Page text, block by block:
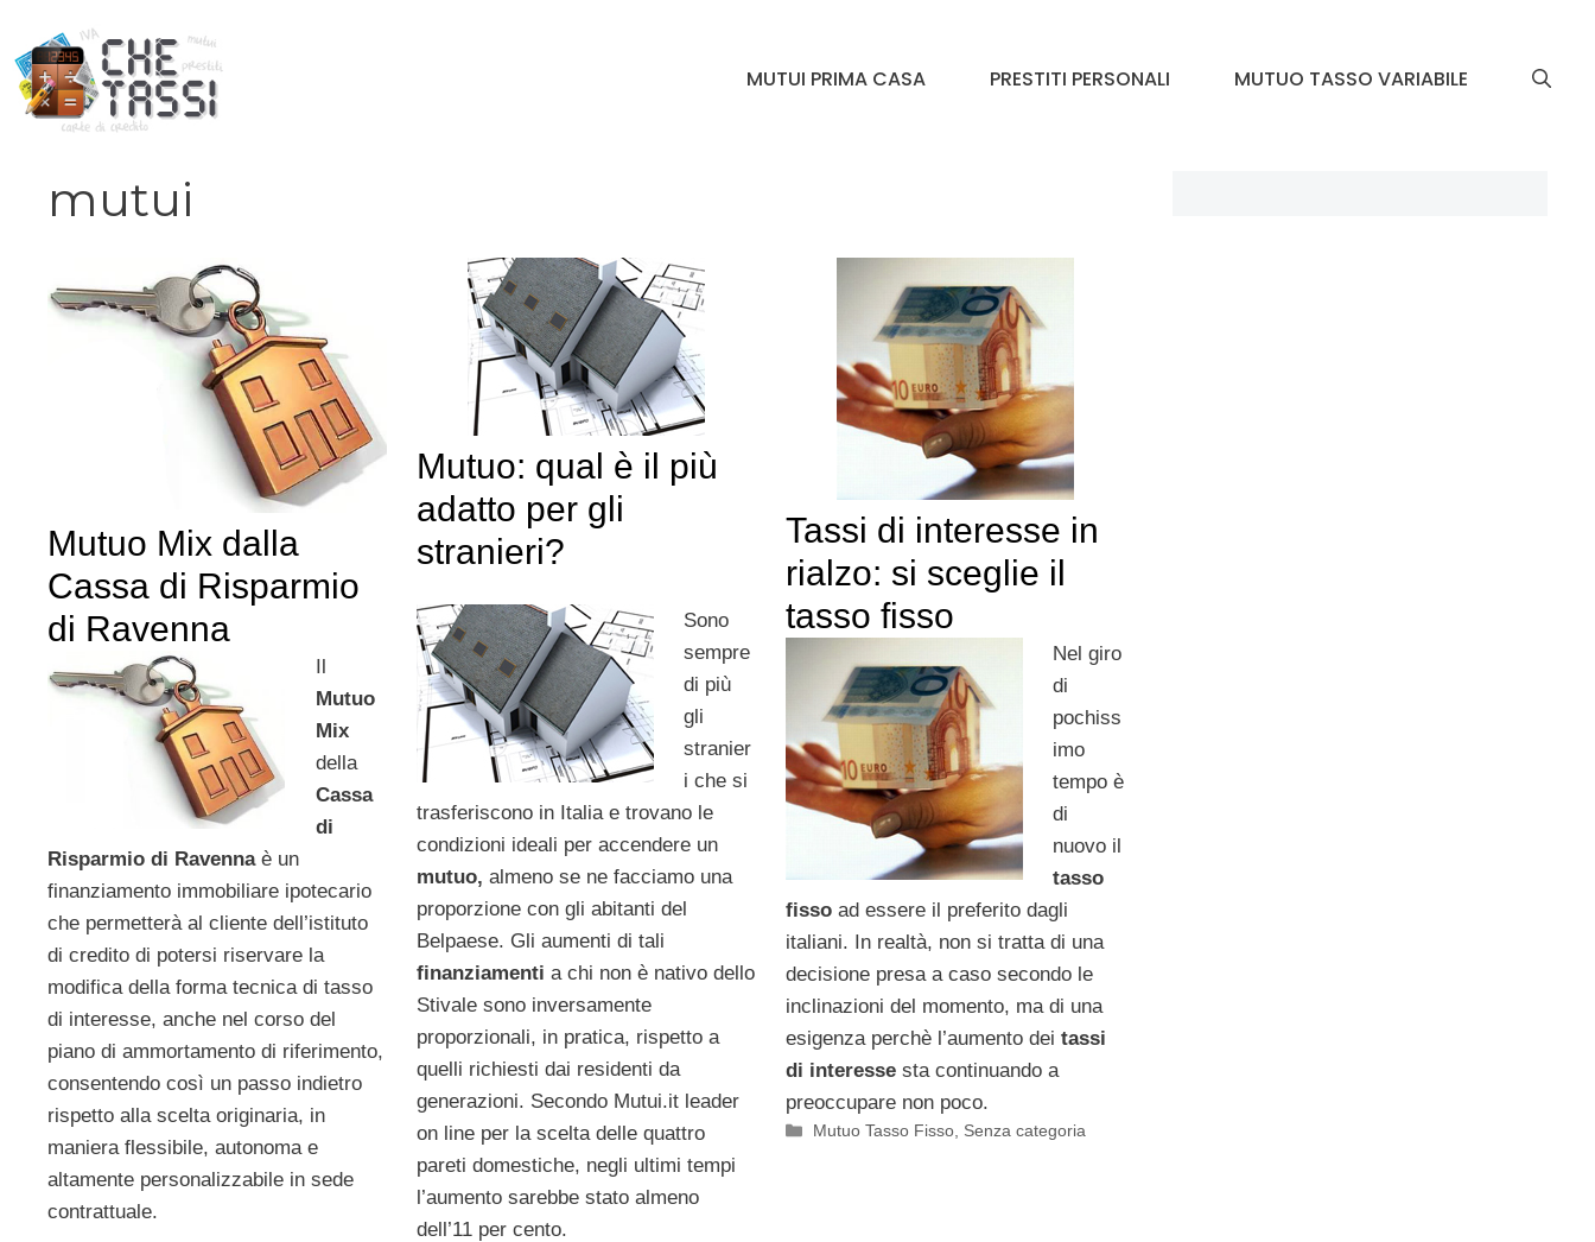
contenuto
MUTUI PRIMA CASA PRESTITI PERSONALI MUTUO TASSO VARIABILE
mutui
Mutuo Mix dalla
Cassa di Risparmio
di Ravenna
Il
Mutuo
Mix
della
Cassa
di
Risparmio di Ravennaè un
finanziamento immobiliare ipotecario
che permetterà al cliente dell’istituto
di credito di potersi riservare la
modifica della forma tecnica di tasso
di interesse, anche nel corso del
piano di ammortamento di riferimento,
consentendo così un passo indietro
rispetto alla scelta originaria, in
maniera flessibile, autonoma e
altamente personalizzabile in sede
contrattuale.
Mutuo: qual è il più
adatto per gli
stranieri?
Sono
sempre
di più
gli
stranier
i che si
trasferiscono in Italia e trovano le
condizioni ideali per accendere un
mutuo, almeno se ne facciamo una
proporzione con gli abitanti del
Belpaese. Gli aumenti di tali
finanziamenti a chi non è nativo dello
Stivale sono inversamente
proporzionali, in pratica, rispetto a
quelli richiesti dai residenti da
generazioni. Secondo Mutui.it leader
on line per la scelta delle quattro
pareti domestiche, negli ultimi tempi
l’aumento sarebbe stato almeno
dell’11 per cento.
Tassi di interesse in
rialzo: si sceglie il
tasso fisso
Nel giro
di
pochiss
imo
tempo è
di
nuovo il
tasso
fissoad essere il preferito dagli
italiani. In realtà, non si tratta di una
decisione presa a caso secondo le
inclinazioni del momento, ma di una
esigenza perchè l’aumento dei tassi
di interessesta continuando a
preoccupare non poco.
Categorie
Mutuo Tasso Fisso, Senza categoria